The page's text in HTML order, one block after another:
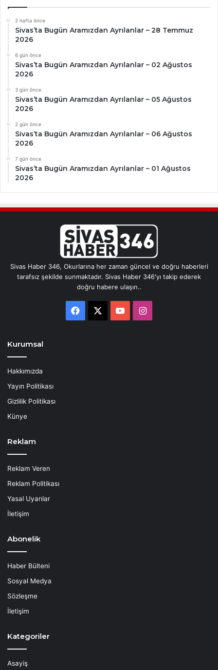
2 hafta önce
Sivas’ta Bugün Aramızdan Ayrılanlar – 28 Temmuz
2026
6 gün önce
Sivas’ta Bugün Aramızdan Ayrılanlar – 02 Ağustos
2026
3 gün önce
Sivas’ta Bugün Aramızdan Ayrılanlar – 05 Ağustos
2026
2 gün önce
Sivas’ta Bugün Aramızdan Ayrılanlar – 06 Ağustos
2026
7 gün önce
Sivas’ta Bugün Aramızdan Ayrılanlar – 01 Ağustos
2026
Sivas Haber 346, Okurlarına her zaman güncel ve doğru haberleri
tarafsız şekilde sunmaktadır. Sivas Haber 346'yı takip ederek
doğru habere ulaşın..
Facebook YouTubeInstagram
Kurumsal
Hakkımızda
Yayın Politikası
Gizlilik Politikası
Künye
Reklam
Reklam Veren
Reklam Politikası
Yasal Uyarılar
İletişim
Abonelik
Haber Bülteni
Sosyal Medya
Sözleşme
İletişim
Kategoriler
Asayiş